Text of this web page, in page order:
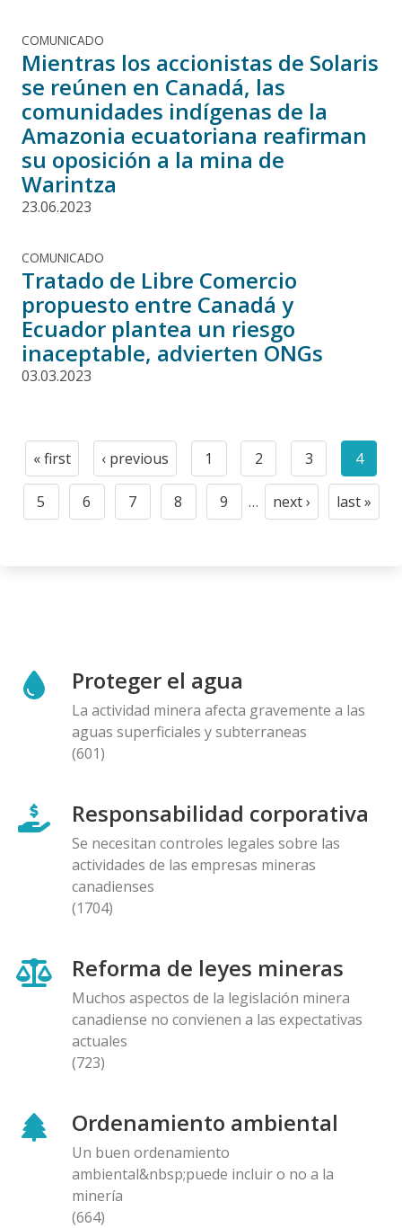
COMUNICADO
Mientras los accionistas de Solaris
se reúnen en Canadá, las
comunidades indígenas de la
Amazonia ecuatoriana reafirman
su oposición a la mina de
Warintza
23.06.2023
COMUNICADO
Tratado de Libre Comercio
propuesto entre Canadá y
Ecuador plantea un riesgo
inaceptable, advierten ONGs
03.03.2023
Paginación
First
page
« first
Previous
page
‹ previous
Page
1
Page
2
Page
3
page
4
Page
5
Page
6
Page
7
Page
8
Page
9 …
Next
next ›
Last
last »
Proteger el agua
La actividad minera afecta gravemente a las
aguas superficiales y subterraneas
(601)
Responsabilidad corporativa
Se necesitan controles legales sobre las
actividades de las empresas mineras
canadienses
(1704)
Reforma de leyes mineras
Muchos aspectos de la legislación minera
canadiense no convienen a las expectativas
actuales
(723)
Ordenamiento ambiental
Un buen ordenamiento
ambiental&nbsp;puede incluir o no a la
minería
(664)